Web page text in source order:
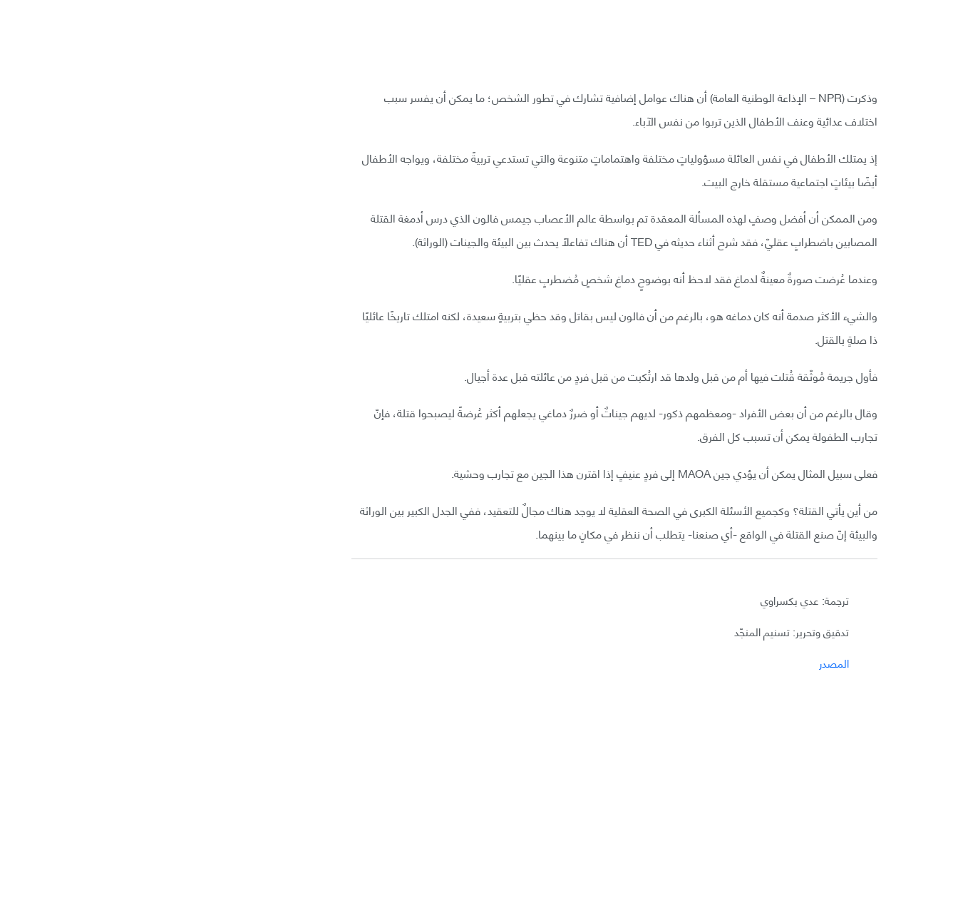
وذكرت (NPR – الإذاعة الوطنية العامة) أن هناك عوامل إضافية تشارك في تطور الشخص؛ ما يمكن أن يفسر سبب
اختلاف عدائية وعنف الأطفال الذين تربوا من نفس الآباء.
إذ يمتلك الأطفال في نفس العائلة مسؤولياتٍ مختلفة واهتماماتٍ متنوعة والتي تستدعي تربيةً مختلفة، ويواجه الأطفال
أيضًا بيئاتٍ اجتماعية مستقلة خارج البيت.
ومن الممكن أن أفضل وصفٍ لهذه المسألة المعقدة تم بواسطة عالم الأعصاب جيمس فالون الذي درس أدمغة القتلة
المصابين باضطرابٍ عقليّ، فقد شرح أثناء حديثه في TED أن هناك تفاعلًا يحدث بين البيئة والجينات (الوراثة).
وعندما عُرضت صورةٌ معينةٌ لدماغ فقد لاحظ أنه بوضوحٍ دماغ شخصٍ مُضطربٍ عقليًا.
والشيء الأكثر صدمة أنه كان دماغه هو، بالرغم من أن فالون ليس بقاتل وقد حظي بتربيةٍ سعيدة، لكنه امتلك تاريخًا عائليًا
ذا صلةٍ بالقتل.
فأول جريمة مُوثّقة قُتلت فيها أم من قبل ولدها قد ارتُكبت من قبل فردٍ من عائلته قبل عدة أجيال.
وقال بالرغم من أن بعض الأفراد -ومعظمهم ذكور- لديهم جيناتٌ أو ضررٌ دماغي يجعلهم أكثر عُرضةً ليصبحوا قتلة، فإنّ
تجارب الطفولة يمكن أن تسبب كل الفرق.
فعلى سبيل المثال يمكن أن يؤدي جين MAOA إلى فردٍ عنيفٍ إذا اقترن هذا الجين مع تجارب وحشية.
من أين يأتي القتلة؟ وكجميع الأسئلة الكبرى في الصحة العقلية لا يوجد هناك مجالٌ للتعقيد، ففي الجدل الكبير بين الوراثة
والبيئة إنّ صنع القتلة في الواقع -أي صنعنا- يتطلب أن ننظر في مكانٍ ما بينهما.
ترجمة: عدي بكسراوي
تدقيق وتحرير: تسنيم المنجّد
المصدر